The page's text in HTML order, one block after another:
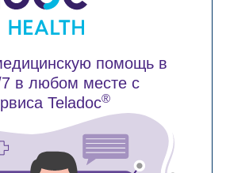
помощь в
в любом месте с
Teladoc®